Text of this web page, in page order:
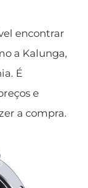
encontrar
a Kalunga,
É
e
a compra.